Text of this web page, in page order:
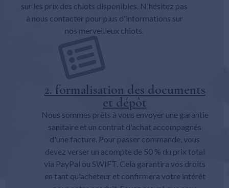
sur les prix des chiots disponibles. N'hésitez pas
à nous contacter pour plus d'informations sur
nos merveilleux chiots.
2. formalisation des documents
et dépôt
Nous sommes prêts à vous envoyer une garantie
sanitaire et un contrat d'achat accompagnés
d'une facture. Pour passer commande, vous
devez verser un acompte de 50 % du prix total
via PayPal ou SWIFT. Cela garantira vos droits
en tant qu'acheteur et confirmera votre intérêt